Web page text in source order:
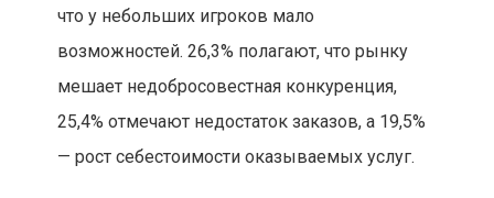
что у небольших игроков мало
возможностей. 26,3% полагают, что рынку
мешает недобросовестная конкуренция,
25,4% отмечают недостаток заказов, а 19,5%
— рост себестоимости оказываемых услуг.